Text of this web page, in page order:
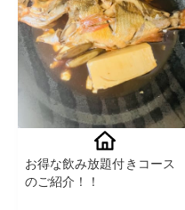
お得な飲み放題付きコース
のご紹介！！